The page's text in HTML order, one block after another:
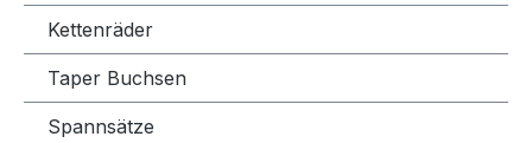
Kettenräder
Taper Buchsen
Spannsätze